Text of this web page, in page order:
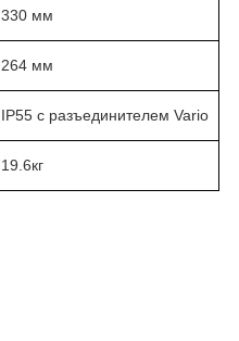
330 мм
264 мм
IP55 с разъединителем Vario
19.6кг